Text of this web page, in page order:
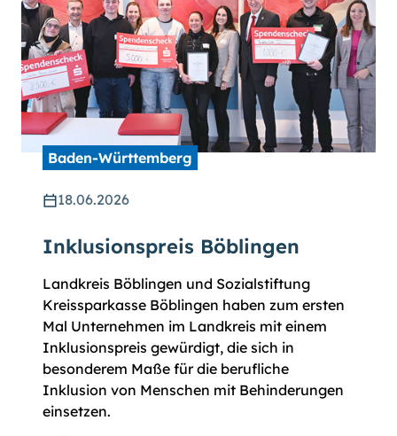
Baden-Württemberg
18.06.2026
Inklusionspreis Böblingen
Landkreis Böblingen und Sozialstiftung
Kreissparkasse Böblingen haben zum ersten
Mal Unternehmen im Landkreis mit einem
Inklusionspreis gewürdigt, die sich in
besonderem Maße für die berufliche
Inklusion von Menschen mit Behinderungen
einsetzen.